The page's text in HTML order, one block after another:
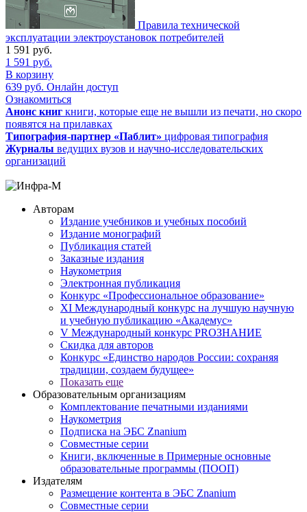
Правила технической
эксплуатации электроустановок потребителей
1 591 руб.
1 591 руб.
В корзину
639 руб. Онлайн доступ
Ознакомиться
Анонс книг книги, которые еще не вышли из печати, но скоро
появятся на прилавках
Типография-партнер «Паблит» цифровая типография
Журналы ведущих вузов и научно-исследовательских
организаций
Авторам
Издание учебников и учебных пособий
Издание монографий
Публикация статей
Заказные издания
Наукометрия
Электронная публикация
Конкурс «Профессиональное образование»
XI Международный конкурс на лучшую научную
и учебную публикацию «Академус»
V Международный конкурс PROЗНАНИЕ
Скидка для авторов
Конкурс «Единство народов России: сохраняя
традиции, создаем будущее»
Показать еще
Образовательным организациям
Комплектование печатными изданиями
Наукометрия
Подписка на ЭБС Znanium
Совместные серии
Книги, включенные в Примерные основные
образовательные программы (ПООП)
Издателям
Размещение контента в ЭБС Znanium
Совместные серии